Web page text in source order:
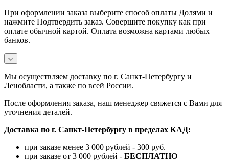
При оформлении заказа выберите способ оплаты Долями и
нажмите Подтвердить заказ. Совершите покупку как при
оплате обычной картой. Оплата возможна картами любых
банков.
Мы осуществляем доставку по г. Санкт-Петербургу и
Ленобласти, а также по всей России.
После оформления заказа, наш менеджер свяжется с Вами для
уточнения деталей.
Доставка по г. Санкт-Петербургу в пределах КАД:
при заказе менее 3 000 рублей - 300 руб.
при заказе от 3 000 рублей - БЕСПЛАТНО